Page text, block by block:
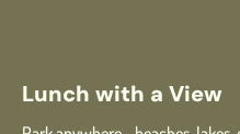
Lunch with a View